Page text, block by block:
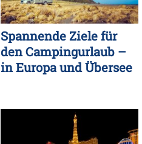
Spannende Ziele für
den Campingurlaub –
in Europa und Übersee